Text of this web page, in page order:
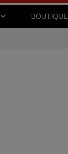
BOUTIQUE